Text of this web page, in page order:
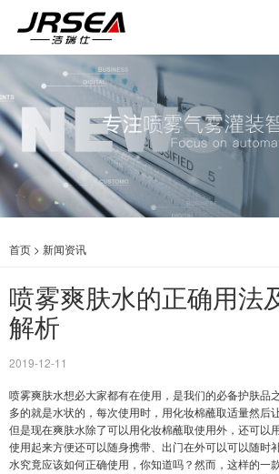
首页 > 新闻资讯
喷雾爽肤水的正确用法
解析
2019-12-11
喷雾爽肤水想必大家都有在使用，是我们的必备护肤品
多的就是水状的，每次使用时，用化妆棉蘸取适量然后
但是现在爽肤水除了可以用化妆棉蘸取使用外，还可以
使用起来方便还可以随身携带、出门在外可以可以随时
水究竟应该如何正确使用，你知道吗？然而，这样的一